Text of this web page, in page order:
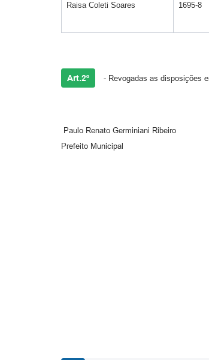
Raisa Coleti Soares 1695-8
Art.2º - Revogadas as disposições
Paulo Renato Germiniani Ribeiro
Prefeito Municipal